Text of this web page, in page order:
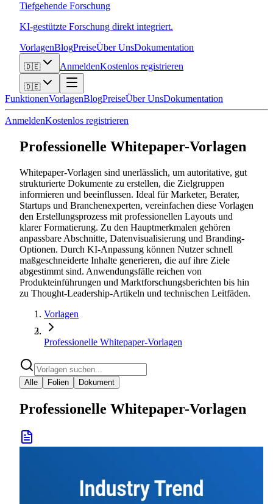
Tiefgehende Forschung
KI-gestützte Forschung direkt integriert.
VorlagenBlogPreiseÜber UnsDokumentation
🇩🇪 AnmeldenKostenlos registrieren
🇩🇪
FunktionenVorlagenBlogPreiseÜber UnsDokumentation
AnmeldenKostenlos registrieren
Professionelle Whitepaper-Vorlagen
Whitepaper-Vorlagen sind unerlässlich, um autoritative, gut
strukturierte Dokumente zu erstellen, die Zielgruppen
informieren und beeinflussen. Ideal für Marketer, Berater,
Startups und Branchenexperten, vereinfachen diese Vorlagen
den Erstellungsprozess mit professionellen Layouts und
klarer Formatierung. Zu den Hauptmerkmalen gehören
anpassbare Abschnitte, Datenvisualisierung und Branding-
Optionen. Durch KI-Anpassung können Nutzer schnell
maßgeschneiderte Inhalte generieren, die auf ihre Ziele
abgestimmt sind. Anwendungsfälle reichen von
Produkteinführungen und Marktforschungsberichten bis hin
zu Thought-Leadership-Artikeln und technischen Leitfäden.
Vorlagen
Professionelle Whitepaper-Vorlagen
Alle Folien Dokument
Professionelle Whitepaper-Vorlagen